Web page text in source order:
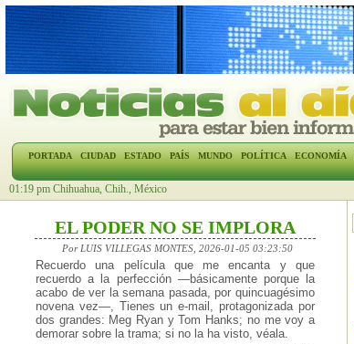
PORTADA CIUDAD ESTADO PAÍS MUNDO POLÍTICA ECONOMÍA
01:19 pm Chihuahua, Chih., México
EL PODER NO SE IMPLORA
Por LUIS VILLEGAS MONTES, 2026-01-05 03:23:50
Recuerdo una película que me encanta y que
recuerdo a la perfección —básicamente porque la
acabo de ver la semana pasada, por quincuagésimo
novena vez—, Tienes un e-mail, protagonizada por
dos grandes: Meg Ryan y Tom Hanks; no me voy a
demorar sobre la trama; si no la ha visto, véala.